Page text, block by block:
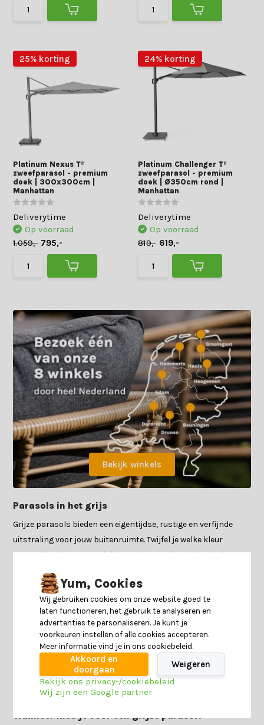
25% korting
Platinum Nexus T²
zweefparasol - premium
doek | 300x300cm |
Manhattan
Deliverytime
Op voorraad
1.059,- 795,-
24% korting
Platinum Challenger T²
zweefparasol - premium
doek | Ø350cm rond |
Manhattan
Deliverytime
Op voorraad
819,- 619,-
Bekijk winkels
Parasols in het grijs
Grijze parasols bieden een eigentijdse, rustige en verfijnde
uitstraling voor jouw buitenruimte. Twijfel je welke kleur
parasol het beste past bij jouw tuin? Dan is grijs vaak de
makkelijk met verschillende materialen, zoals hout,
aluminium, rope, wicker en keramiek.
Grijs kan variëren van lichtgrijs tot donkergrijs. Lichtgrijs
oogt fris en luchtig, terwijl donkergrijs juist wat strakker en
moderner aanvoelt. Daardoor kun je met een grijze parasol
veel kanten op, of je nu een neutrale basis zoekt of juist een
moderne uitstraling wilt creëren.
Wanneer kies je voor een grijze parasol?
Yum, Cookies
Wij gebruiken cookies om onze website goed te
laten functioneren, het gebruik te analyseren en
advertenties te personaliseren. Je kunt je
voorkeuren instellen of alle cookies accepteren.
Meer informatie vind je in ons cookiebeleid.
Akkoord en
doorgaan
Weigeren
Bekijk ons privacy-/cookiebeleid
Wij zijn een Google partner